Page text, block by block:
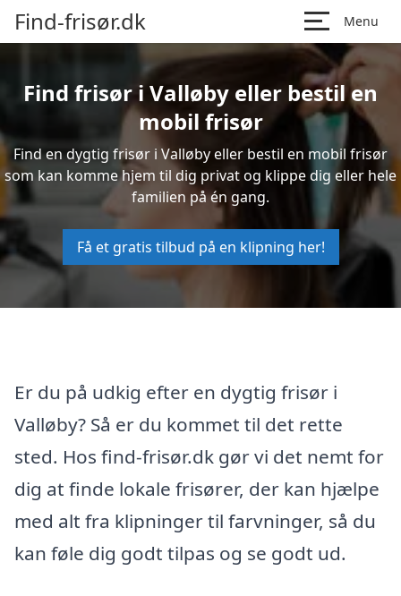
Find-frisør.dk Menu
Find frisør i Valløby eller bestil en
mobil frisør
Find en dygtig frisør i Valløby eller bestil en mobil frisør
som kan komme hjem til dig privat og klippe dig eller hele
familien på én gang.
Få et gratis tilbud på en klipning her!
Er du på udkig efter en dygtig frisør i
Valløby? Så er du kommet til det rette
sted. Hos find-frisør.dk gør vi det nemt for
dig at finde lokale frisører, der kan hjælpe
med alt fra klipninger til farvninger, så du
kan føle dig godt tilpas og se godt ud.